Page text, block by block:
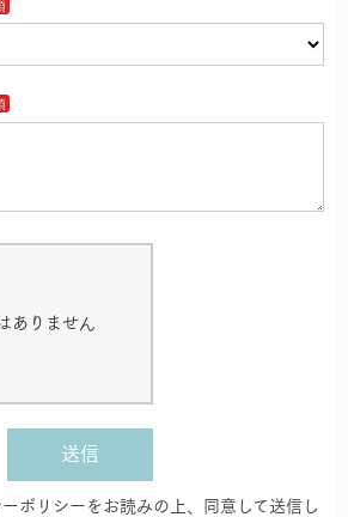
ありません
送信
ポリシーをお読みの上、同意して送信し